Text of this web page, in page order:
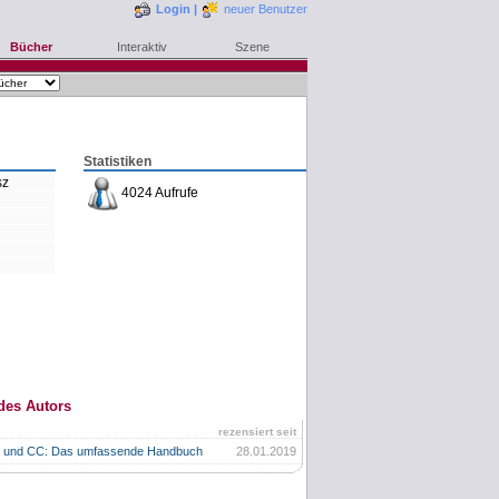
Login | neuer Benutzer
Bücher Interaktiv Szene
Statistiken
4024 Aufrufe
Autors
rezensiert seit
28.01.2019
CC: Das umfassende Handbuch